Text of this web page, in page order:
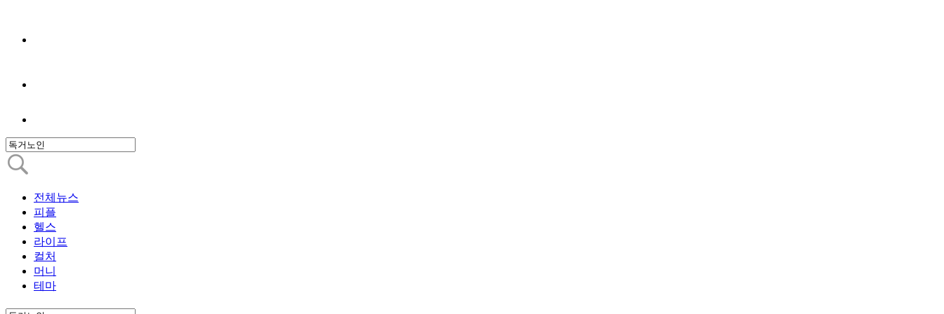
전체뉴스
피플
헬스
라이프
컬처
머니
테마